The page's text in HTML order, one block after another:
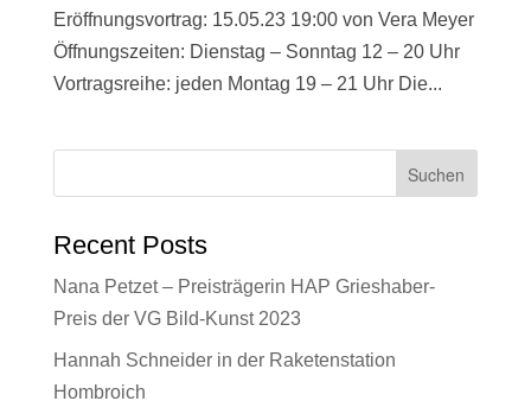
Eröffnungsvortrag: 15.05.23 19:00 von Vera Meyer
Öffnungszeiten: Dienstag – Sonntag 12 – 20 Uhr
Vortragsreihe: jeden Montag 19 – 21 Uhr Die...
Suchen
Recent Posts
Nana Petzet – Preisträgerin HAP Grieshaber-
Preis der VG Bild-Kunst 2023
Hannah Schneider in der Raketenstation
Hombroich